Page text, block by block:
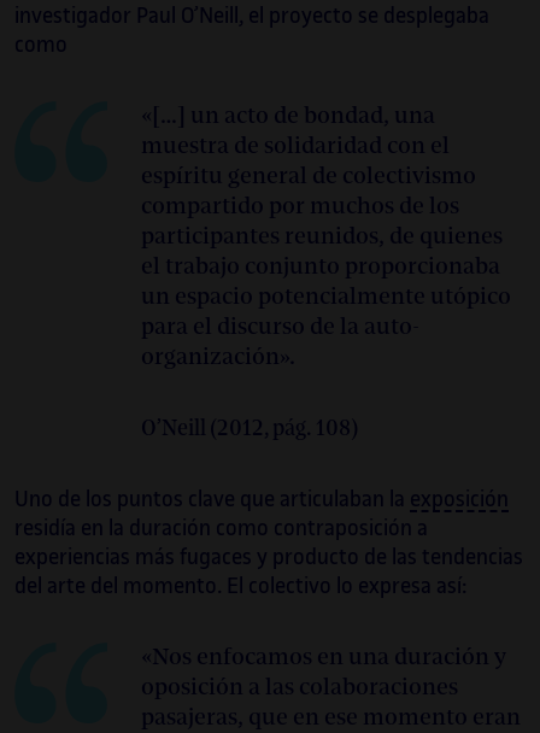
investigador Paul O’Neill, el proyecto se desplegaba
como
«[…] un acto de bondad, una
muestra de solidaridad con el
espíritu general de colectivismo
compartido por muchos de los
participantes reunidos, de quienes
el trabajo conjunto proporcionaba
un espacio potencialmente utópico
para el discurso de la auto-
organización».
O’Neill (2012, pág. 108)
Uno de los puntos clave que articulaban la exposición
residía en la duración como contraposición a
experiencias más fugaces y producto de las tendencias
del arte del momento. El colectivo lo expresa así:
«Nos enfocamos en una duración y
oposición a las colaboraciones
pasajeras, que en ese momento eran